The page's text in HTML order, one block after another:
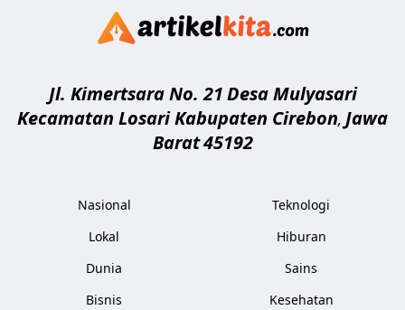
Jl. Kimertsara No. 21Desa Mulyasari
Kecamatan Losari Kabupaten Cirebon, Jawa
Barat45192
Nasional
Lokal
Dunia
Bisnis
Teknologi
Hiburan
Sains
Kesehatan